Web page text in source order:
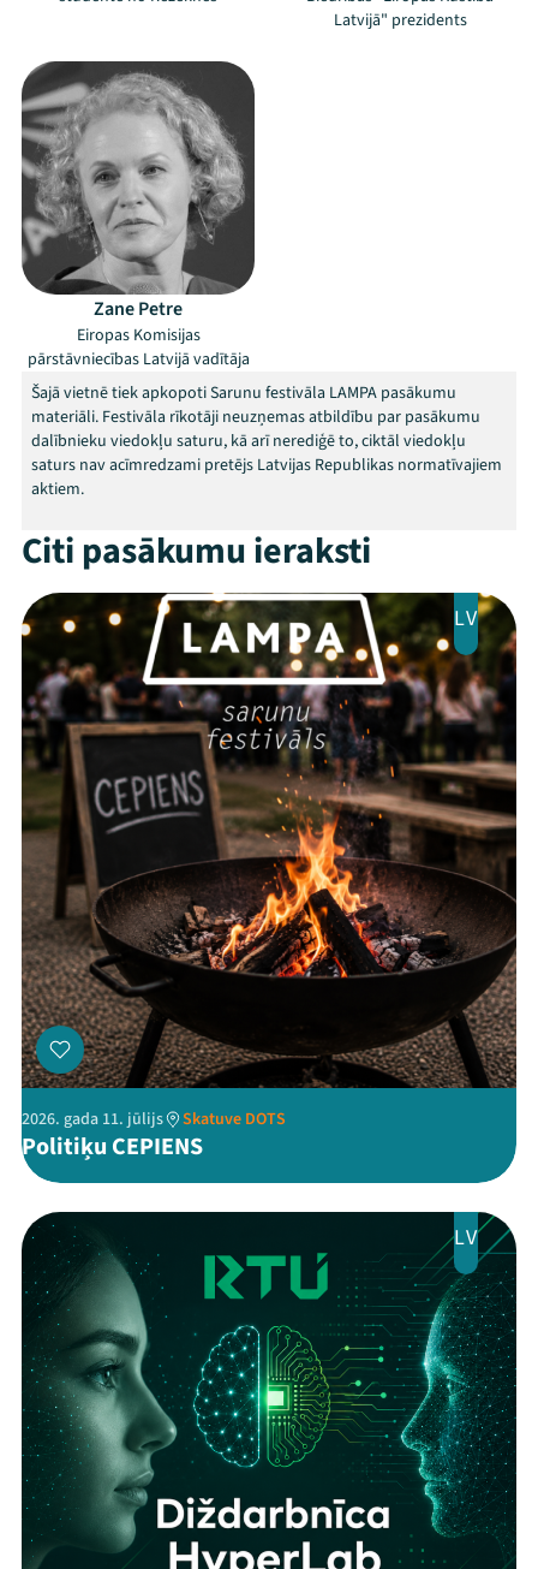
Ziedo
Veikals
Kontakti
ThreadsFacebookYoutube
X Instagram
Flick TikTok
Latvijā" prezidents
Zane Petre
Eiropas Komisijas
pārstāvniecības Latvijā vadītāja
Šajā vietnē tiek apkopoti Sarunu festivāla LAMPA pasākumu
materiāli. Festivāla rīkotāji neuzņemas atbildību par pasākumu
dalībnieku viedokļu saturu, kā arī nerediģē to, ciktāl viedokļu
saturs nav acīmredzami pretējs Latvijas Republikas normatīvajiem
aktiem.
Citi pasākumu ieraksti
LV
2026. gada 11. jūlijs Skatuve DOTS
Politiķu CEPIENS
LV